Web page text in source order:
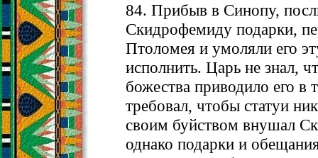
84. Прибыв в Синопу,
Скидрофемиду подарки,
Птоломея и умоляли его
исполнить. Царь не знал,
божества приводило его в
требовал, чтобы статуи
своим буйством внушал
однако подарки и